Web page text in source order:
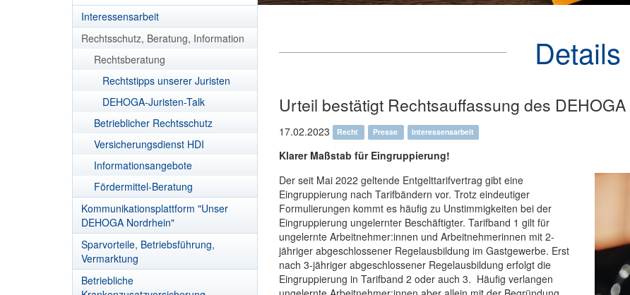
Interessensarbeit
Rechtsschutz, Beratung, Information
Rechtsberatung
Rechtstipps unserer Juristen
DEHOGA-Juristen-Talk
Betrieblicher Rechtsschutz
Versicherungsdienst HDI
Informationsangebote
Fördermittel-Beratung
Kommunikationsplattform "Unser
DEHOGA Nordrhein"
Sparvorteile, Betriebsführung,
Vermarktung
Betriebliche
Details
Urteil bestätigt Rechtsauffassung des
17.02.2023 Recht Presse Interessensarbeit
Klarer Maßstab für Eingruppierung!
Der seit Mai 2022 geltende Entgelttarifvertrag gibt eine
Eingruppierung nach Tarifbändern vor. Trotz eindeutiger
Formulierungen kommt es häufig zu Unstimmigkeiten bei der
Eingruppierung ungelernter Beschäftigter. Tarifband 1 gilt für
ungelernte Arbeitnehmer:innen und Arbeitnehmerinnen mit 2-
jähriger abgeschlossener Regelausbildung im Gastgewerbe. Erst
nach 3-jähriger abgeschlossener Regelausbildung erfolgt die
Eingruppierung in Tarifband 2 oder auch 3. Häufig verlangen